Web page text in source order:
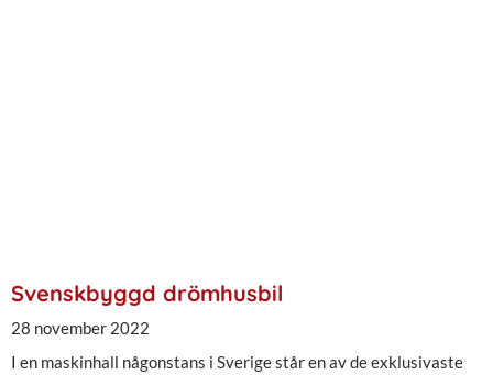
Svenskbyggd drömhusbil
28 november 2022
I en maskinhall någonstans i Sverige står en av de exklusivaste